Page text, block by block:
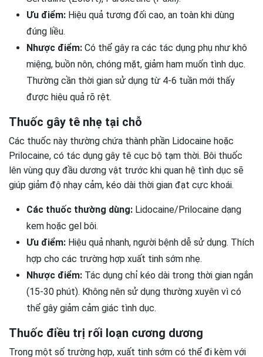
Ưu điểm: Hiệu quả tương đối cao, an toàn khi dùng
đúng liều.
Nhược điểm: Có thể gây ra các tác dụng phụ như khô
miệng, buồn nôn, chóng mặt, giảm ham muốn tình dục.
Thường cần thời gian sử dụng từ 4-6 tuần mới thấy
được hiệu quả rõ rệt.
Thuốc gây tê nhẹ tại chỗ
Các thuốc này thường chứa thành phần Lidocaine hoặc
Prilocaine, có tác dụng gây tê cục bộ tạm thời. Bôi thuốc
lên vùng quy đầu dương vật trước khi quan hệ tình dục sẽ
giúp giảm độ nhạy cảm, kéo dài thời gian đạt cực khoái.
Các thuốc thường dùng: Lidocaine/Prilocaine dạng
kem hoặc gel bôi.
Ưu điểm: Hiệu quả nhanh, người bệnh dễ sử dụng. Thích
hợp cho các trường hợp xuất tinh sớm nhẹ.
Nhược điểm: Tác dụng chỉ kéo dài trong thời gian ngắn
(15-30 phút). Không nên sử dụng thường xuyên vì có
thể gây giảm cảm giác tình dục.
Thuốc điều trị rối loạn cương dương
Trong một số trường hợp, xuất tinh sớm có thể đi kèm với